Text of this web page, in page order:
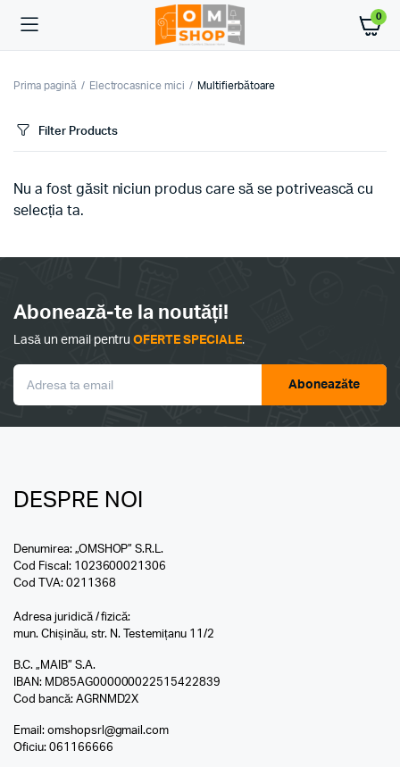
0
Prima pagină Electrocasnice mici Multifierbătoare
Filter Products
Nu a fost găsit niciun produs care să se potrivească cu
selecția ta.
Abonează-te la noutăți!
Lasă un email pentruOFERTE SPECIALE.
Aboneazăte
DESPRE NOI
Denumirea: „OMSHOP” S.R.L.
Cod Fiscal: 1023600021306
Cod TVA: 0211368
Adresa juridică / fizică:
mun. Chișinău, str. N. Testemițanu 11/2
B.C. „MAIB” S.A.
IBAN: MD85AG000000022515422839
Cod bancă: AGRNMD2X
Email: omshopsrl@gmail.com
Oficiu: 061166666